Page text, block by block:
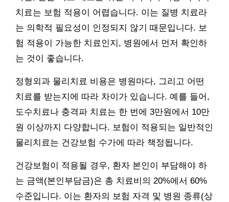
치료는 보험 적용이 어렵습니다. 이는 질병 치료라
는 의학적 필요성이 인정되지 않기 때문입니다. 보
험 적용이 가능한 치료인지, 병원에서 먼저 확인하
는 것이 좋습니다.
정형외과 물리치료 비용은 병원마다, 그리고 어떤
치료를 받는지에 따라 차이가 있습니다. 예를 들어,
도수치료나 충격파 치료는 한 번에 3만원에서 10만
원 이상까지 다양합니다. 보험이 적용되는 일반적인
물리치료는 건강보험 수가에 따라 책정됩니다.
건강보험이 적용될 경우, 환자 본인이 부담해야 하
는 금액(본인부담금)은 총 치료비의 20%에서 60%
수준입니다. 이는 환자의 보험 자격 및 병원 종류(상